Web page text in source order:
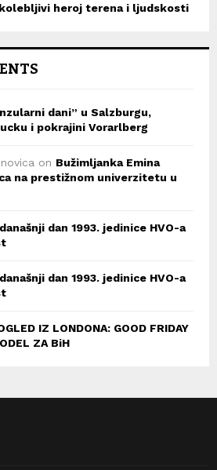
heroj terena i ljudskosti
dani” u Salzburgu,
i pokrajini Vorarlberg
on Bužimljanka Emina
na prestižnom univerzitetu u
dan 1993. jedinice HVO-a
dan 1993. jedinice HVO-a
IZ LONDONA: GOOD FRIDAY
ZA BiH